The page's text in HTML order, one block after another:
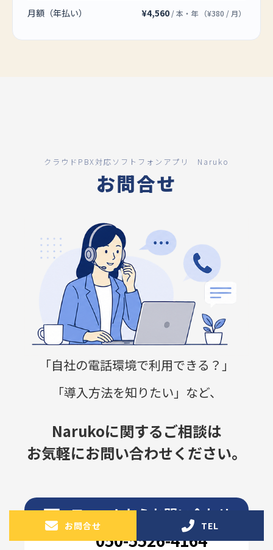
月額（年払い） ¥4,560 / 本・年 （¥380 / 月）
クラウドPBX対応ソフトフォンアプリ Naruko
お問合せ
「自社の電話環境で利用できる？」
「導入方法を知りたい」など、
Narukoに関するご相談は
お気軽にお問い合わせください。
✉ フォームからお問い合わせ
050-5526-4164
お問合せ TEL